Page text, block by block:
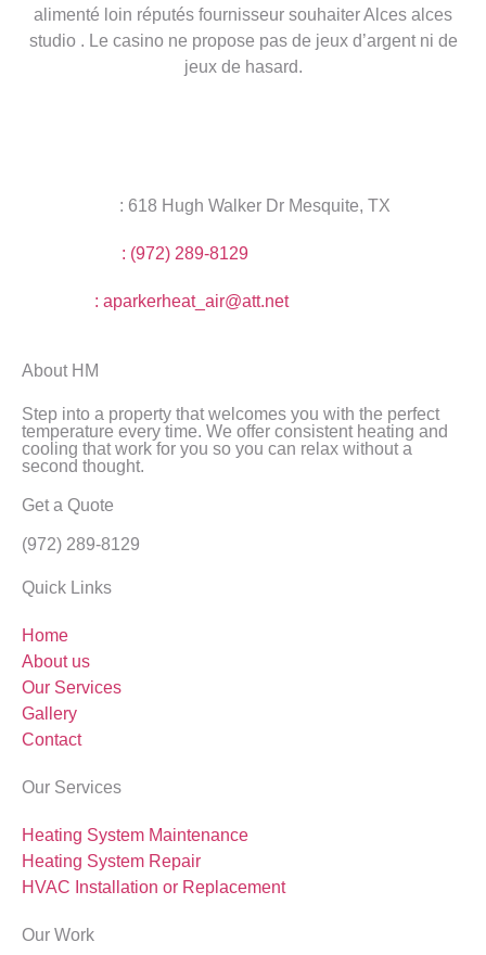
alimenté loin réputés fournisseur souhaiter Alces alces
studio . Le casino ne propose pas de jeux d’argent ni de
jeux de hasard.
: 618 Hugh Walker Dr Mesquite, TX
: (972) 289-8129
: aparkerheat_air@att.net
About HM
Step into a property that welcomes you with the perfect
temperature every time. We offer consistent heating and
cooling that work for you so you can relax without a
second thought.
Get a Quote
(972) 289-8129
Quick Links
Home
About us
Our Services
Gallery
Contact
Our Services
Heating System Maintenance
Heating System Repair
HVAC Installation or Replacement
Our Work